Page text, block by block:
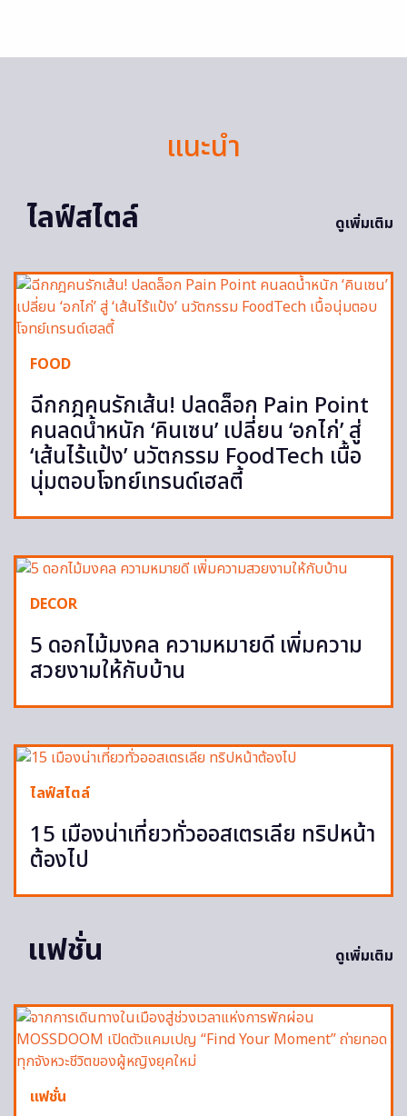
แนะนำ
ไลฟ์สไตล์
ดูเพิ่มเติม
FOOD
ฉีกกฎคนรักเส้น! ปลดล็อก Pain Point
คนลดน้ำหนัก ‘คินเซน’ เปลี่ยน ‘อกไก่’ สู่
‘เส้นไร้แป้ง’ นวัตกรรม FoodTech เนื้อ
นุ่มตอบโจทย์เทรนด์เฮลตี้
DECOR
5 ดอกไม้มงคล ความหมายดี เพิ่มความ
สวยงามให้กับบ้าน
ไลฟ์สไตล์
15 เมืองน่าเที่ยวทั่วออสเตรเลีย ทริปหน้า
ต้องไป
แฟชั่น ดูเพิ่มเติม
แฟชั่น